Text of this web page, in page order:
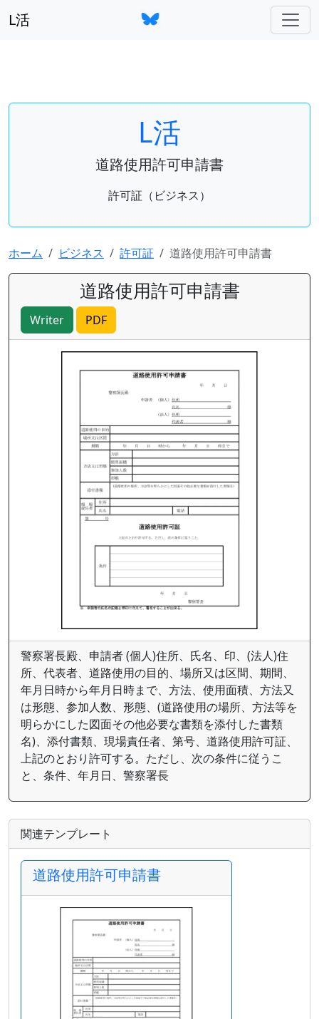
L活
L活
道路使用許可申請書
許可証（ビジネス）
ホーム ビジネス 許可証 道路使用許可申請書
道路使用許可申請書
Writer PDF
警察署長殿、申請者 (個人)住所、氏名、印、(法人)住
所、代表者、道路使用の目的、場所又は区間、期間、
年月日時から年月日時まで、方法、使用面積、方法又
は形態、参加人数、形態、(道路使用の場所、方法等を
明らかにした図面その他必要な書類を添付した書類
名)、添付書類、現場責任者、第号、道路使用許可証、
上記のとおり許可する。ただし、次の条件に従うこ
と、条件、年月日、警察署長
関連テンプレート
道路使用許可申請書